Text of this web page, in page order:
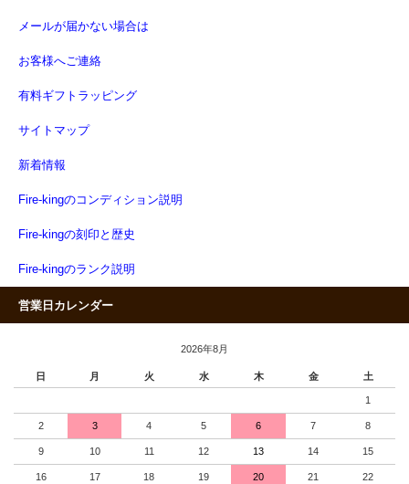
メールが届かない場合は
お客様へご連絡
有料ギフトラッピング
サイトマップ
新着情報
Fire-kingのコンディション説明
Fire-kingの刻印と歴史
Fire-kingのランク説明
営業日カレンダー
2026年8月
日 月 火 水 木 金 土
1
2 3 4 5 6 7 8
9 10 11 12 13 14 15
16 17 18 19 20 21 22